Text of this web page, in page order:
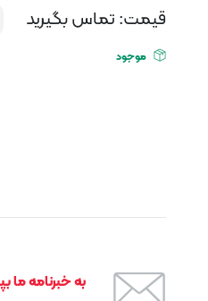
قیمت: تماس بگیرید
موجود
به خبرنامه ما